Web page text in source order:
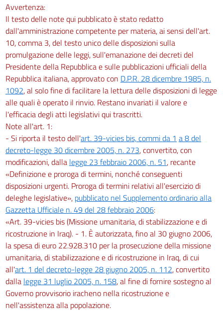
Avvertenza:
Il testo delle note qui pubblicato è stato redatto
dall'amministrazione competente per materia, ai sensi dell'art.
10, comma 3, del testo unico delle disposizioni sulla
promulgazione delle leggi, sull'emanazione dei decreti del
Presidente della Repubblica e sulle pubblicazioni ufficiali della
Repubblica italiana, approvato con D.P.R. 28 dicembre 1985, n.
1092, al solo fine di facilitare la lettura delle disposizioni di legge
alle quali è operato il rinvio. Restano invariati il valore e
l'efficacia degli atti legislativi qui trascritti.
Note all'art. 1:
- Si riporta il testo dell'art. 39-vicies bis, commi da 1 a 8 del
decreto-legge 30 dicembre 2005, n. 273, convertito, con
modificazioni, dalla legge 23 febbraio 2006, n. 51, recante
«Definizione e proroga di termini, nonché conseguenti
disposizioni urgenti. Proroga di termini relativi all'esercizio di
deleghe legislative», pubblicato nel Supplemento ordinario alla
Gazzetta Ufficiale n. 49 del 28 febbraio 2006:
«Art. 39-vicies bis (Missione umanitaria, di stabilizzazione e di
ricostruzione in Iraq). - 1. È autorizzata, fino al 30 giugno 2006,
la spesa di euro 22.928.310 per la prosecuzione della missione
umanitaria, di stabilizzazione e di ricostruzione in Iraq, di cui
all'art. 1 del decreto-legge 28 giugno 2005, n. 112, convertito
dalla legge 31 luglio 2005, n. 158, al fine di fornire sostegno al
Governo provvisorio iracheno nella ricostruzione e
nell'assistenza alla popolazione.